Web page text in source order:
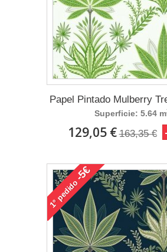
Papel Pintado Mulberry
Superficie: 5.64 m
129,05 € 163,35 €
1°
pedido
-5€